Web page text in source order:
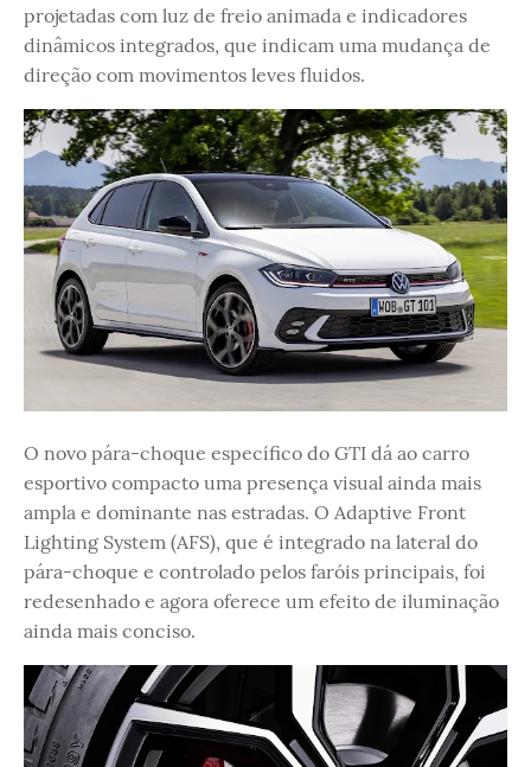
projetadas com luz de freio animada e indicadores
dinâmicos integrados, que indicam uma mudança de
direção com movimentos leves fluidos.
O novo pára-choque específico do GTI dá ao carro
esportivo compacto uma presença visual ainda mais
ampla e dominante nas estradas. O Adaptive Front
Lighting System (AFS), que é integrado na lateral do
pára-choque e controlado pelos faróis principais, foi
redesenhado e agora oferece um efeito de iluminação
ainda mais conciso.